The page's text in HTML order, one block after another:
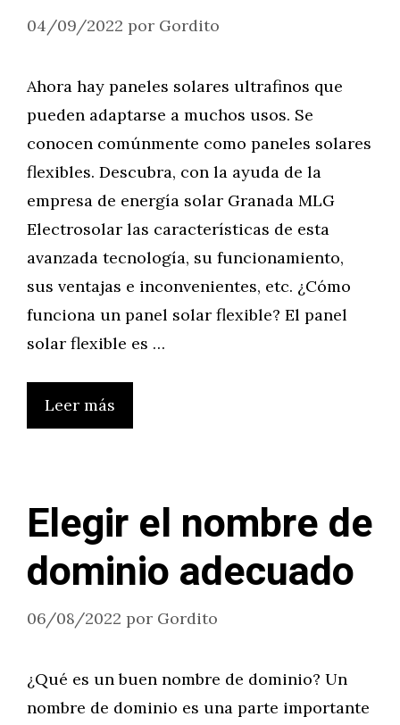
04/09/2022 por Gordito
Ahora hay paneles solares ultrafinos que
pueden adaptarse a muchos usos. Se
conocen comúnmente como paneles solares
flexibles. Descubra, con la ayuda de la
empresa de energía solar Granada MLG
Electrosolar las características de esta
avanzada tecnología, su funcionamiento,
sus ventajas e inconvenientes, etc. ¿Cómo
funciona un panel solar flexible? El panel
solar flexible es …
Leer más
Elegir el nombre de
dominio adecuado
06/08/2022 por Gordito
¿Qué es un buen nombre de dominio? Un
nombre de dominio es una parte importante